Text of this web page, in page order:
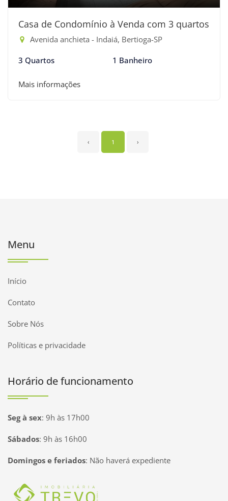
Casa de Condomínio à Venda com 3 quartos
Avenida anchieta - Indaiá, Bertioga-SP
3 Quartos 1 Banheiro
Mais informações
‹ 1 ›
Menu
Início
Contato
Sobre Nós
Políticas e privacidade
Horário de funcionamento
Seg à sex: 9h às 17h00
Sábados: 9h às 16h00
Domingos e feriados: Não haverá expediente
Página inicial